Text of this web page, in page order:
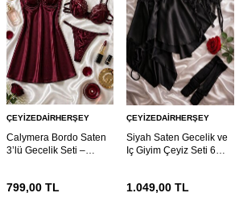
ÇEYIZEDAIRHERŞEY
Calymera Bordo Saten
3’lü Gecelik Seti –
799,00 TL
ÇEYIZEDAIRHERŞEY
Siyah Saten Gecelik ve
Iç Giyim Çeyiz Seti 6
1.049,00 TL